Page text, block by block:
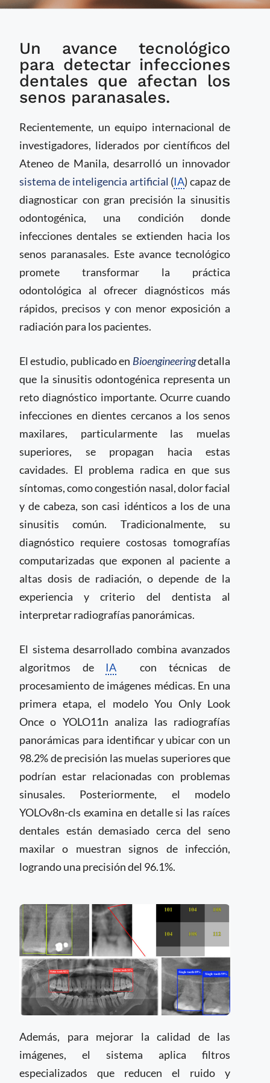
diagnóstico de
sinusitis odontogénica
en radiografías
dentales
Un avance tecnológico
para detectar infecciones
dentales que afectan los
senos paranasales.
Recientemente, un equipo internacional de
investigadores, liderados por científicos del
Ateneo de Manila, desarrolló un innovador
sistema de inteligencia artificial (IA) capaz de
diagnosticar con gran precisión la sinusitis
odontogénica, una condición donde
infecciones dentales se extienden hacia los
senos paranasales. Este avance tecnológico
promete transformar la práctica
odontológica al ofrecer diagnósticos más
rápidos, precisos y con menor exposición a
radiación para los pacientes.
El estudio, publicado en Bioengineeringdetalla
que la sinusitis odontogénica representa un
reto diagnóstico importante. Ocurre cuando
infecciones en dientes cercanos a los senos
maxilares, particularmente las muelas
superiores, se propagan hacia estas
cavidades. El problema radica en que sus
síntomas, como congestión nasal, dolor facial
y de cabeza, son casi idénticos a los de una
sinusitis común. Tradicionalmente, su
diagnóstico requiere costosas tomografías
computarizadas que exponen al paciente a
altas dosis de radiación, o depende de la
experiencia y criterio del dentista al
interpretar radiografías panorámicas.
El sistema desarrollado combina avanzados
algoritmos de IA con técnicas de
procesamiento de imágenes médicas. En una
primera etapa, el modelo You Only Look
Once o YOLO11n analiza las radiografías
panorámicas para identificar y ubicar con un
98.2% de precisión las muelas superiores que
podrían estar relacionadas con problemas
sinusales. Posteriormente, el modelo
YOLOv8n-cls examina en detalle si las raíces
dentales están demasiado cerca del seno
maxilar o muestran signos de infección,
logrando una precisión del 96.1%.
Además, para mejorar la calidad de las
imágenes, el sistema aplica filtros
especializados que reducen el ruido y